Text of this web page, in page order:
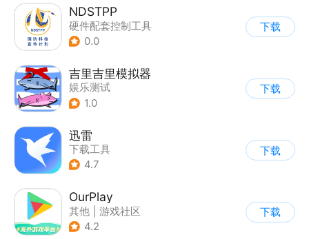
NDSTPP
硬件配套控制工具
0.0
下载
吉里吉里模拟器
娱乐测试
1.0
下载
迅雷
下载工具
4.7
下载
OurPlay
其他
游戏社区
4.2
下载